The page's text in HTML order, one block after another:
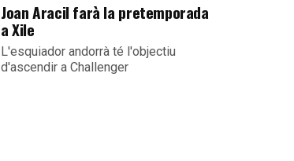
Joan Aracil farà la pretemporada
a Xile
L'esquiador andorrà té l'objectiu
d'ascendir a Challenger